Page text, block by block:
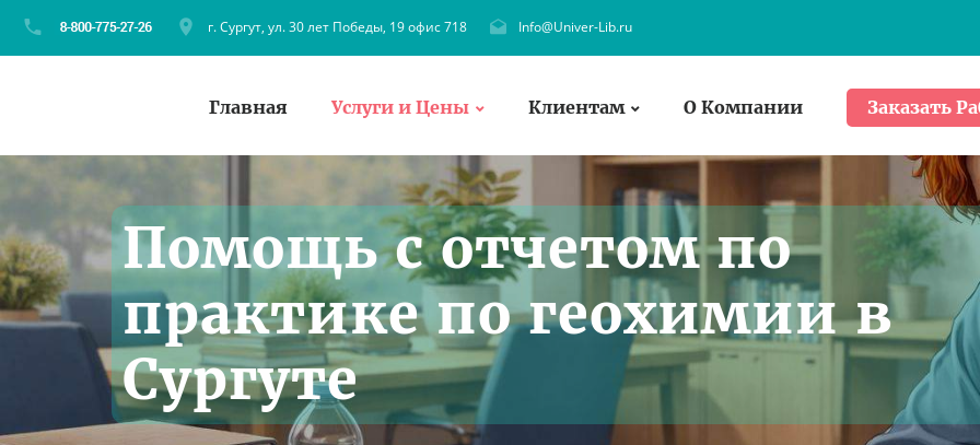
г. Сургут, ул. 30 лет Победы, 19 офис 718 Info@Univer-Lib.ru
Главная Услуги и Цены Клиентам О Компании Заказать
Помощь с отчетом по
практике по геохимии в
Сургуте